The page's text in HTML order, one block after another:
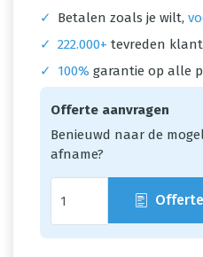
✓
Betalen zoals je wilt,
✓ 222.000+ tevreden
✓
100% garantie op alle
Offerte aanvragen
Benieuwd naar de
afname?